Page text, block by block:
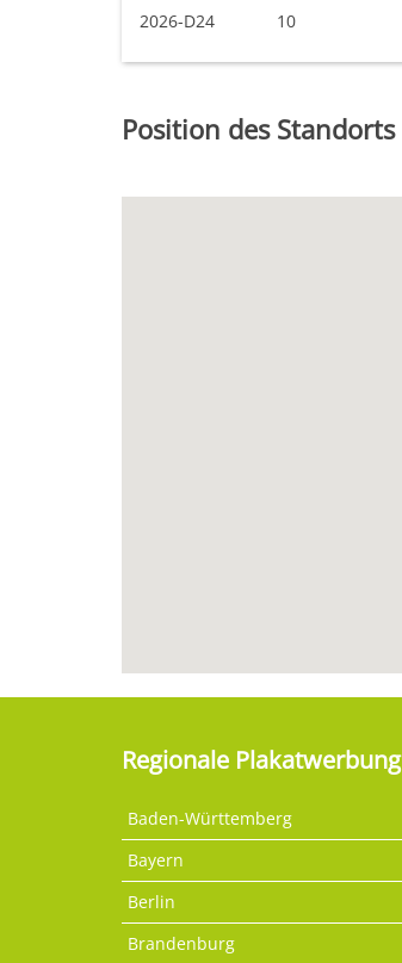
2026-D24 10
Position des Standorts
Regionale Plakatwerbung
Baden-Württemberg
Bayern
Berlin
Brandenburg